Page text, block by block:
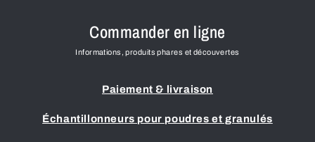
Commander en ligne
Informations, produits phares et découvertes
Paiement & livraison
Échantillonneurs pour poudres et granulés